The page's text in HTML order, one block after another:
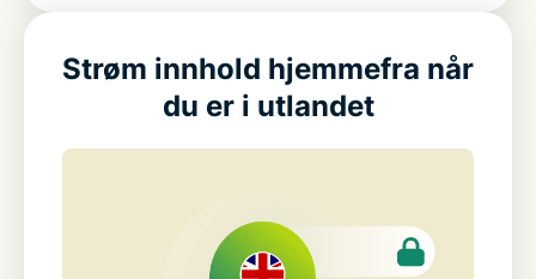
Strøm innhold hjemmefra når
du er i utlandet